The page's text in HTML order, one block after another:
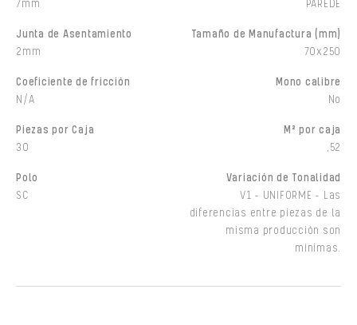
7mm PAREDE
Junta de Asentamiento
2mm
Tamaño de Manufactura (mm)
70x250
Coeficiente de fricción
N/A
Mono calibre
No
Piezas por Caja
30
M² por caja
,52
Polo
SC
Variación de Tonalidad
V1 - UNIFORME - Las
diferencias entre piezas de la
misma producción son
mínimas.